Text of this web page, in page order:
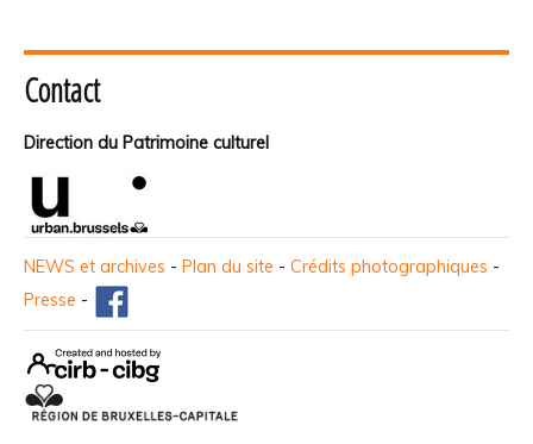
Contact
Direction du Patrimoine culturel
NEWS et archives - Plan du site - Crédits photographiques -
Presse -